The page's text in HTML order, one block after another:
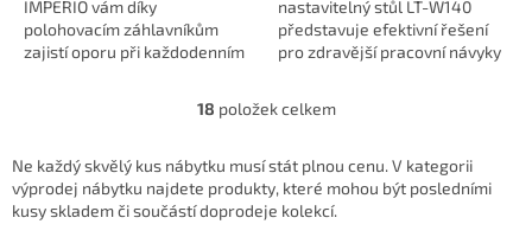
IMPERIO vám díky
polohovacím záhlavníkům
zajistí oporu při každodenním
udrží váš obývací pokoj v
nastavitelný stůl LT-W140
představuje efektivní řešení
pro zdravější pracovní návyky
si snadno...
O
l
á
d
18 položek celkem
Ne každý skvělý kus nábytku musí stát plnou cenu. V kategorii
výprodej nábytku najdete produkty, které mohou být posledními
kusy skladem či součástí doprodeje kolekcí.